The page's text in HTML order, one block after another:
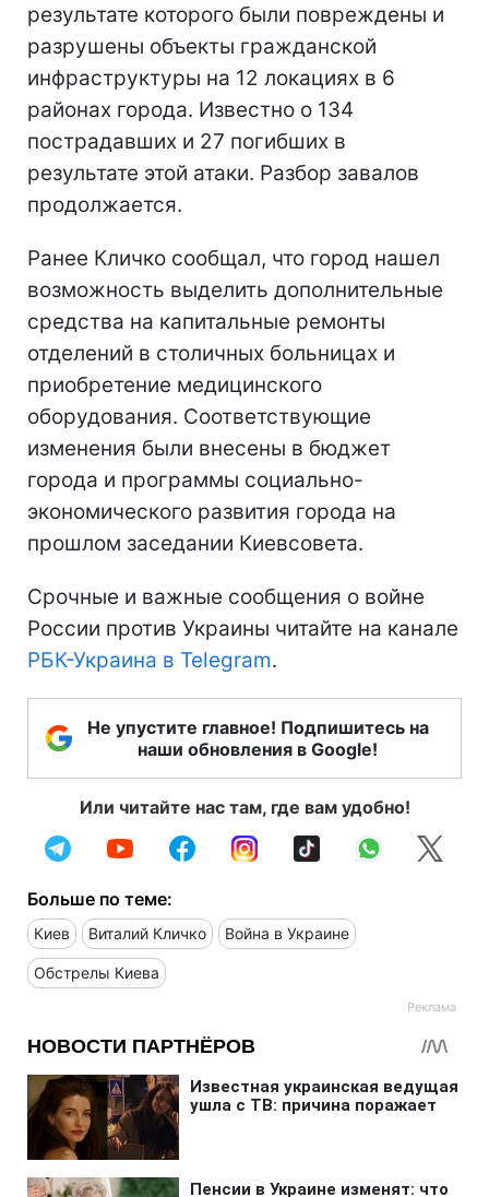
результате которого были повреждены и
разрушены объекты гражданской
инфраструктуры на 12 локациях в 6
районах города. Известно о 134
пострадавших и 27 погибших в
результате этой атаки. Разбор завалов
продолжается.
Ранее Кличко сообщал, что город нашел
возможность выделить дополнительные
средства на капитальные ремонты
отделений в столичных больницах и
приобретение медицинского
оборудования. Соответствующие
изменения были внесены в бюджет
города и программы социально-
экономического развития города на
прошлом заседании Киевсовета.
Срочные и важные сообщения о войне
России против Украины читайте на канале
РБК-Украина в Telegram.
Не упустите главное! Подпишитесь на
наши обновления в Google!
Или читайте нас там, где вам удобно!
Больше по теме:
Киев Виталий Кличко Война в Украине
Обстрелы Киева